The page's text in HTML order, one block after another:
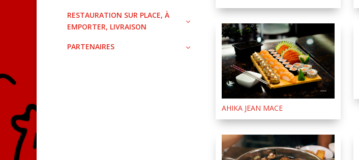
RESTAURATION SUR PLACE, À
EMPORTER, LIVRAISON
PARTENAIRES
AHIKA JEAN MACE